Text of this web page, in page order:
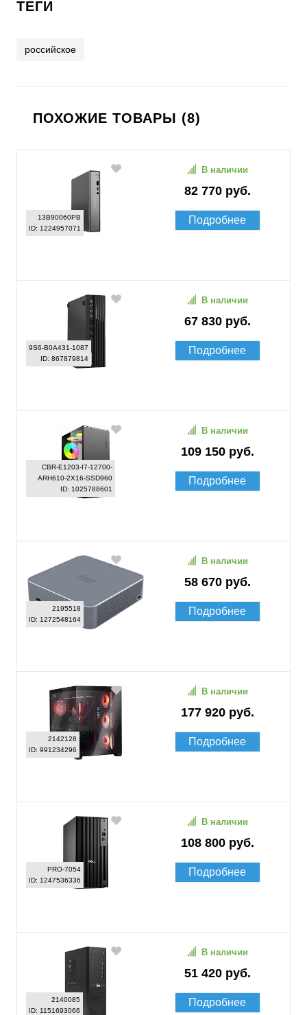
ТЕГИ
российское
ПОХОЖИЕ ТОВАРЫ (8)
13B90060PB
ID: 1224957071
82 770 руб.
В наличии
Подробнее
9S6-B0A431-1087
ID: 867879814
67 830 руб.
В наличии
Подробнее
CBR-E1203-I7-12700-
ARH610-2X16-SSD960
ID: 1025788601
109 150 руб.
В наличии
Подробнее
2195518
ID: 1272548164
58 670 руб.
В наличии
Подробнее
2142128
ID: 991234296
177 920 руб.
В наличии
Подробнее
PRO-7054
ID: 1247536336
108 800 руб.
В наличии
Подробнее
2140085
ID: 1151693066
51 420 руб.
В наличии
Подробнее